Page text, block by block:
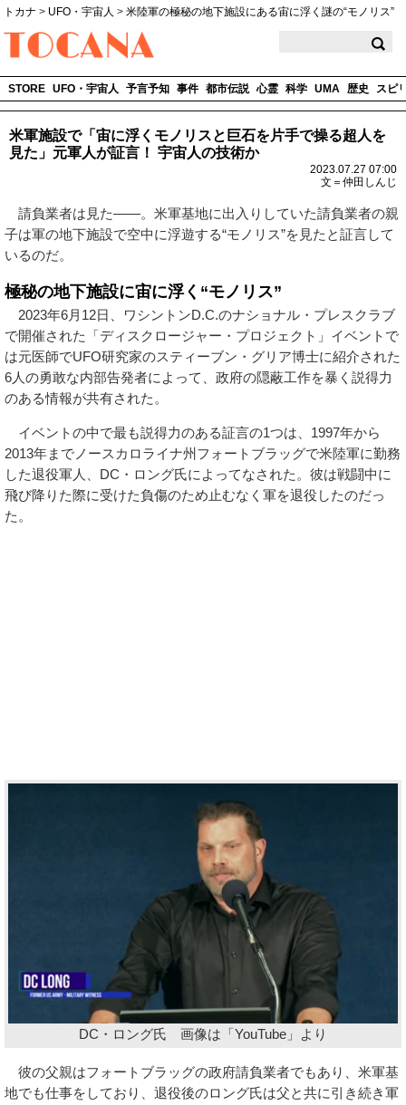
トカナ > UFO・宇宙人 > 米陸軍の極秘の地下施設にある宙に浮く謎の“モノリス”
STORE UFO・宇宙人 予言予知 事件 都市伝説 心霊 科学 UMA 歴史 スピ
米軍施設で「宙に浮くモノリスと巨石を片手で操る超人を
見た」元軍人が証言！ 宇宙人の技術か
2023.07.27 07:00
文＝仲田しんじ
請負業者は見た――。米軍基地に出入りしていた請負業者の親
子は軍の地下施設で空中に浮遊する“モノリス”を見たと証言して
いるのだ。
極秘の地下施設に宙に浮く“モノリス”
2023年6月12日、ワシントンD.C.のナショナル・プレスクラブ
で開催された「ディスクロージャー・プロジェクト」イベントで
は元医師でUFO研究家のスティーブン・グリア博士に紹介された
6人の勇敢な内部告発者によって、政府の隠蔽工作を暴く説得力
のある情報が共有された。
イベントの中で最も説得力のある証言の1つは、1997年から
2013年までノースカロライナ州フォートブラッグで米陸軍に勤務
した退役軍人、DC・ロング氏によってなされた。彼は戦闘中に
飛び降りた際に受けた負傷のため止むなく軍を退役したのだっ
た。
DC・ロング氏 画像は「YouTube」より
彼の父親はフォートブラッグの政府請負業者でもあり、米軍基
地でも仕事をしており、退役後のロング氏は父と共に引き続き軍